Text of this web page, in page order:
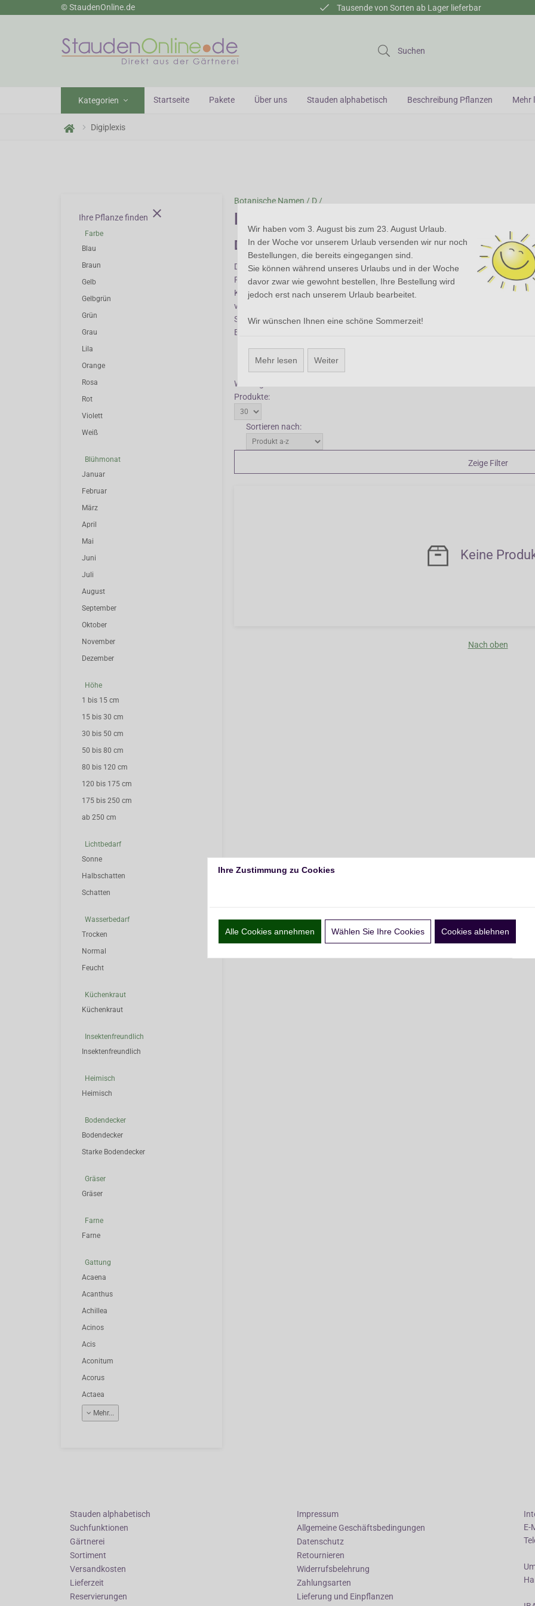
© StaudenOnline.de Tausende von Sorten ab Lager lieferbar
Suchen
Kategorien Startseite Pakete Über uns Stauden alphabetisch Beschreibung Pflanzen Mehr
Digiplexis
Ihre Pflanze finden close
Farbe
Blau
Braun
Gelb
Gelbgrün
Grün
Grau
Lila
Orange
Rosa
Rot
Violett
Weiß
Blühmonat
Januar
Februar
März
April
Mai
Juni
Juli
August
September
Oktober
November
Dezember
Höhe
1 bis 15 cm
15 bis 30 cm
30 bis 50 cm
50 bis 80 cm
80 bis 120 cm
120 bis 175 cm
175 bis 250 cm
ab 250 cm
Lichtbedarf
Sonne
Halbschatten
Schatten
Wasserbedarf
Trocken
Normal
Feucht
Küchenkraut
Küchenkraut
Insektenfreundlich
Insektenfreundlich
Heimisch
Heimisch
Bodendecker
Bodendecker
Starke Bodendecker
Gräser
Gräser
Farne
Farne
Gattung
Acaena
Acanthus
Achillea
Acinos
Acis
Aconitum
Acorus
Actaea
Mehr...
Botanische Namen / D /
Digiplexis
Digiplexis - Fingerhut
Digiplexis ist eine Kreuzung zwischen Digitalis und Isoplexis. Es sind reich und
Fingerhüte in wunderbaren Farben. Obwohl Digiplexis eine Staude ist, benimmt
Klima oft wie eine zweijährige Pflanze. Sie können Digiplexis eventuell als
verwenden (geräumiger Topf) und dann im Winter nach innen stellen. Digiplexis
Standort in der Sonne oder leichtem Schatten auf normalem Boden mit
Entfernen Sie die verblühten Blütenstiele aus Digiplexis, damit die Pflanze neue
Wiedergabe:
Produkte:
Sortieren nach:
Zeige Filter
Keine
Nach oben
Stauden alphabetisch
Suchfunktionen
Gärtnerei
Sortiment
Versandkosten
Lieferzeit
Reservierungen
Impressum
Allgemeine Geschäftsbedingungen
Datenschutz
Retournieren
Widerrufsbelehrung
Zahlungsarten
Lieferung und Einpflanzen
E-
Wir haben vom 3. August bis zum 23. August Urlaub.
In der Woche vor unserem Urlaub versenden wir nur noch
Bestellungen, die bereits eingegangen sind.
Sie können während unseres Urlaubs und in der Woche
davor zwar wie gewohnt bestellen, Ihre Bestellung wird
jedoch erst nach unserem Urlaub bearbeitet.
Wir wünschen Ihnen eine schöne Sommerzeit!
Mehr lesen Weiter
Ihre Zustimmung zu Cookies
Alle Cookies annehmen Wählen Sie Ihre Cookies Cookies ablehnen